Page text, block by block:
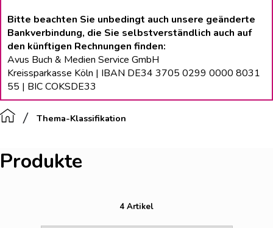
Bitte beachten Sie unbedingt auch unsere geänderte
Bankverbindung, die Sie selbstverständlich auch auf
den künftigen Rechnungen finden:
Avus Buch & Medien Service GmbH
Kreissparkasse Köln | IBAN DE34 3705 0299 0000 8031
55 | BIC COKSDE33
Thema-Klassifikation
Produkte
4 Artikel